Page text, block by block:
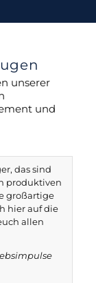
unserer
und
das sind
produktiven
großartige
hier auf die
allen